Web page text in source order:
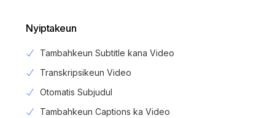
Nyiptakeun
Tambahkeun Subtitle kana Video
Transkripsikeun Video
Otomatis Subjudul
Tambahkeun Captions ka Video